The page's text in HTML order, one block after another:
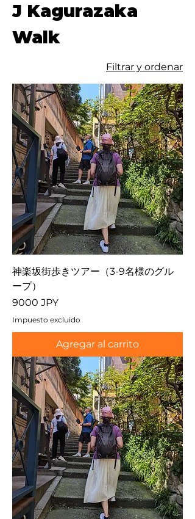
J Kagurazaka
Walk
Filtrar y ordenar
神楽坂街歩きツアー（3-9名様のグル
ープ）
Precio
9000 JPY
Impuesto excluido
Agregar al carrito